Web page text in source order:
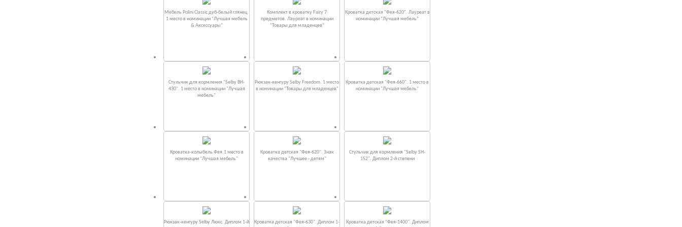
Мебель Polini Classic дуб-белый глянец.
1 место в номинации "Лучшая мебель
& Аксессуары"
Комплект в кроватку Fаiry 7
предметов. Лауреат в номинации
“Товары для младенцев”
Кроватка детская "Фея-620". Лауреат в
номинации “Лучшая мебель”
Стульчик для кормления "Selby BH-
430". 1 место в номинации "Лучшая
мебель"
Рюкзак-кенгуру Selby Freedom. 1 место
в номинации “Товары для младенцев”
Кроватка детская "Фея-660". 1 место в
номинации "Лучшая мебель"
Кроватка-колыбель Фея.1 место в
номинации "Лучшая мебель"
Кроватка детская "Фея-620". Знак
качества "Лучшее - детям"
Стульчик для кормления "Selby SH-
152". Диплом 2-й степени
Рюкзак-кенгуру Selby Люкс. Диплом 1-й
Кроватка детская "Фея-630". Диплом 1-
Кроватка детская "Фея-1400". Диплом